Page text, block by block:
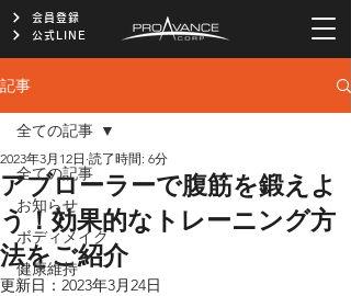
会員登録
公式LINE
記事
全ての記事
お知らせ
ボディメイク
健康維持
全ての記事
アブローラーで腹筋を鍛えよ
う！効果的なトレーニング方
法をご紹介
2023年3月12日 読了時間: 6分
更新日： 2023年3月24日